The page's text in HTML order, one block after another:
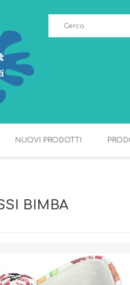
NUOVI PRODOTTI
BIMBA